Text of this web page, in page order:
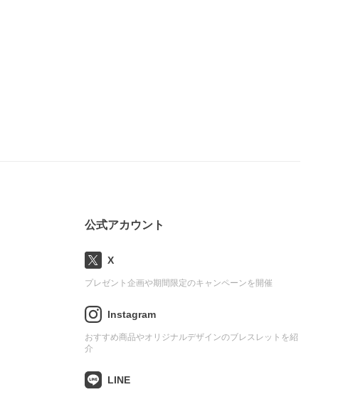
公式アカウント
X
プレゼント企画や期間限定のキャンペーンを開催
Instagram
おすすめ商品やオリジナルデザインのブレスレットを紹
介
LINE